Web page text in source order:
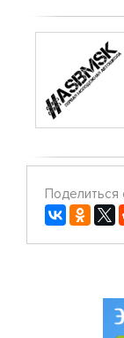
Поделиться